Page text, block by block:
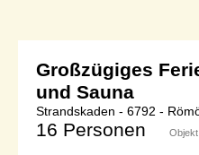
Großzügiges
und Sauna
Strandskaden - 6792 -
16 Personen Objekt